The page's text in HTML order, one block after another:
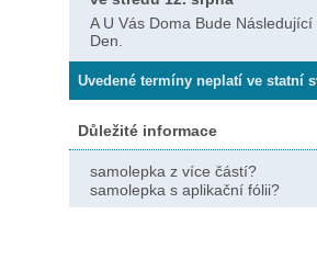
A U Vás Doma Bude
Den.
Uvedené termíny neplatí ve statní
Důležité informace
samolepka z více částí?
samolepka s aplikační fólii?